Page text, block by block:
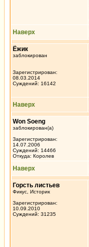
Наверх
Ёжик
заблокирован
Зарегистрирован:
08.03.2014
Суждений: 16142
Наверх
Won Soeng
заблокирован(а)
Зарегистрирован:
14.07.2006
Суждений: 14466
Откуда: Королев
Наверх
Горсть листьев
Фикус, Историк
Зарегистрирован:
10.09.2010
Суждений: 31235